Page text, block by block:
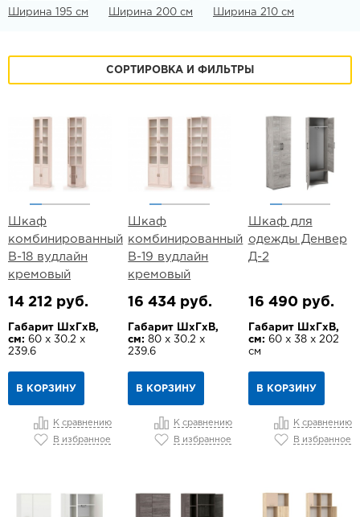
Ширина 195 см
Ширина 200 см Ширина 210 см
СОРТИРОВКА И ФИЛЬТРЫ
Шкаф
комбинированный
В-18 вудлайн
кремовый
14 212 руб.
Габарит ШхГхВ,
см: 60 х 30.2 х
239.6
В КОРЗИНУ
К сравнению
В избранное
Шкаф
комбинированный
В-19 вудлайн
кремовый
16 434 руб.
Габарит ШхГхВ,
см: 80 х 30.2 х
239.6
В КОРЗИНУ
К сравнению
В избранное
Шкаф для
одежды Денвер
Д-2
16 490 руб.
Габарит ШхГхВ,
см: 60 х 38 х 202
см
В КОРЗИНУ
К сравнению
В избранное